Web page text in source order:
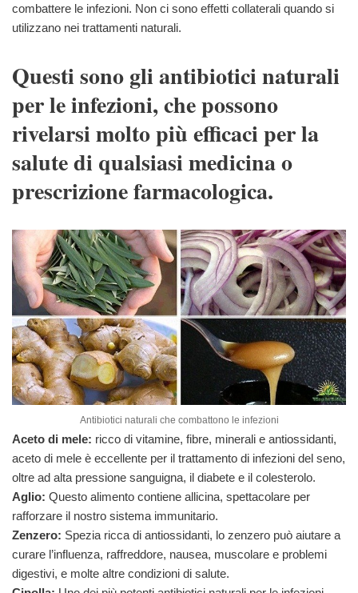
combattere le infezioni. Non ci sono effetti collaterali quando si
utilizzano nei trattamenti naturali.
Questi sono gli antibiotici naturali
per le infezioni, che possono
rivelarsi molto più efficaci per la
salute di qualsiasi medicina o
prescrizione farmacologica.
Antibiotici naturali che combattono le infezioni
Aceto di mele: ricco di vitamine, fibre, minerali e antiossidanti,
aceto di mele è eccellente per il trattamento di infezioni del seno,
oltre ad alta pressione sanguigna, il diabete e il colesterolo.
Aglio: Questo alimento contiene allicina, spettacolare per
rafforzare il nostro sistema immunitario.
Zenzero: Spezia ricca di antiossidanti, lo zenzero può aiutare a
curare l’influenza, raffreddore, nausea, muscolare e problemi
digestivi, e molte altre condizioni di salute.